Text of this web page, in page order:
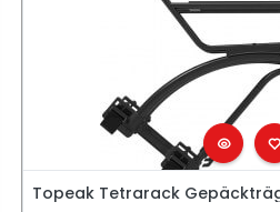
Topeak Tetrarack